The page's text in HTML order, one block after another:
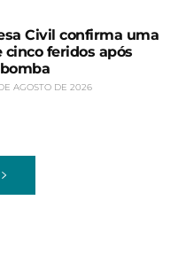
Civil confirma uma
cinco feridos após
AGOSTO DE 2026